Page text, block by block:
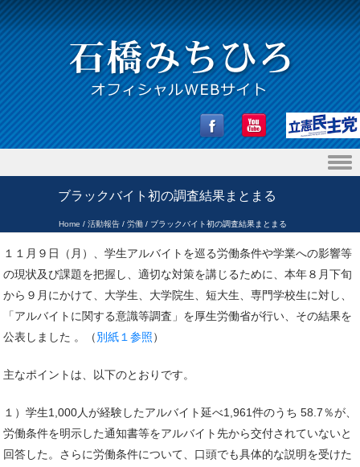
Skip to content
ブラックバイト初の調査結果まとまる
Home / 活動報告/ 労働/ ブラックバイト初の調査結果まとまる
１１月９日（月）、学生アルバイトを巡る労働条件や学業への影響等
の現状及び課題を把握し、適切な対策を講じるために、本年８月下旬
から９月にかけて、大学生、大学院生、短大生、専門学校生に対し、
「アルバイトに関する意識等調査」を厚生労働省が行い、その結果を
公表しました 。（別紙１参照）
主なポイントは、以下のとおりです。
１）学生1,000人が経験したアルバイト延べ1,961件のうち 58.7％が、
労働条件を明示した通知書等をアルバイト先から交付されていないと
回答した。さらに労働条件について、口頭でも具体的な説明を受けた